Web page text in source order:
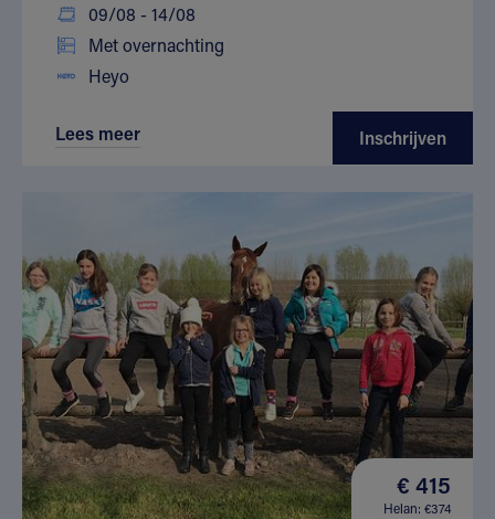
09/08 - 14/08
Met overnachting
Heyo
Lees meer Inschrijven
€ 415
Helan: €374